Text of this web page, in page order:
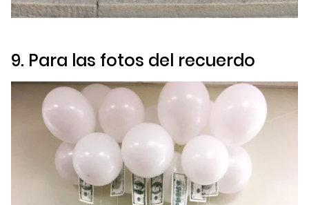
9. Para las fotos del recuerdo